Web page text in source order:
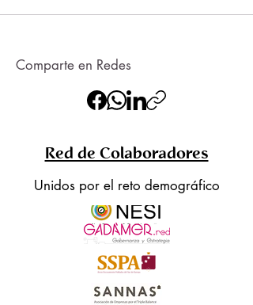
Comparte en Redes
Red de Colaboradores
Unidos por el reto demográfico